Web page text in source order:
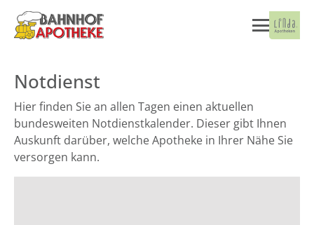
Notdienst
Hier finden Sie an allen Tagen einen aktuellen
bundesweiten Notdienstkalender. Dieser gibt Ihnen
Auskunft darüber, welche Apotheke in Ihrer Nähe Sie
versorgen kann.